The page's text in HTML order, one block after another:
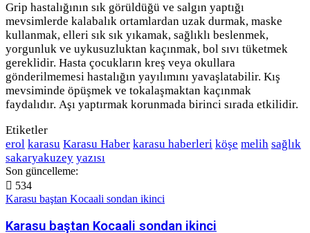
Grip hastalığının sık görüldüğü ve salgın yaptığı
mevsimlerde kalabalık ortamlardan uzak durmak, maske
kullanmak, elleri sık sık yıkamak, sağlıklı beslenmek,
yorgunluk ve uykusuzluktan kaçınmak, bol sıvı tüketmek
gereklidir. Hasta çocukların kreş veya okullara
gönderilmemesi hastalığın yayılımını yavaşlatabilir. Kış
mevsiminde öpüşmek ve tokalaşmaktan kaçınmak
faydalıdır. Aşı yaptırmak korunmada birinci sırada etkilidir.
Etiketler
erol karasu Karasu Haber karasu haberleri köşe melih sağlık
sakaryakuzey yazısı
Son güncelleme:
534
Karasu baştan Kocaali sondan ikinci
Karasu baştan Kocaali sondan ikinci